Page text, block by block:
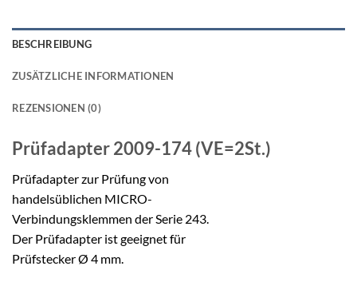
BESCHREIBUNG
ZUSÄTZLICHE INFORMATIONEN
REZENSIONEN (0)
Prüfadapter2009-174 (VE=2St.)
Prüfadapter zur Prüfung von
handelsüblichen MICRO-
Verbindungsklemmen der Serie 243.
Der Prüfadapter ist geeignet für
Prüfstecker Ø 4 mm.